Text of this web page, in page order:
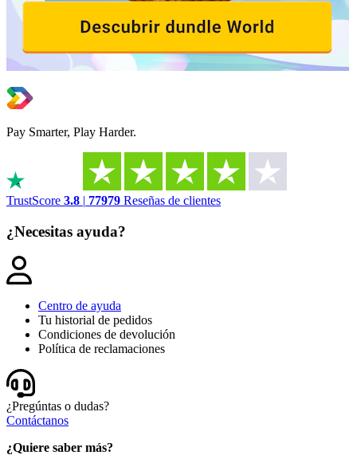
Pay Smarter, Play Harder.
TrustScore 3.8 | 77979 Reseñas de clientes
¿Necesitas ayuda?
Centro de ayuda
Tu historial de pedidos
Condiciones de devolución
Política de reclamaciones
¿Pregúntas o dudas?
Contáctanos
¿Quiere saber más?